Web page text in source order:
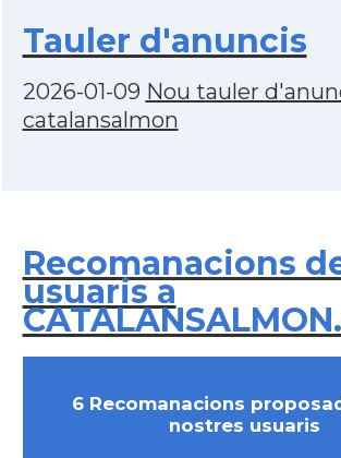
Tauler d'anuncis
2026-01-09 Nou tauler
catalansalmon
Recomanacions
usuaris a
6 Recomanacions
nostres usuaris